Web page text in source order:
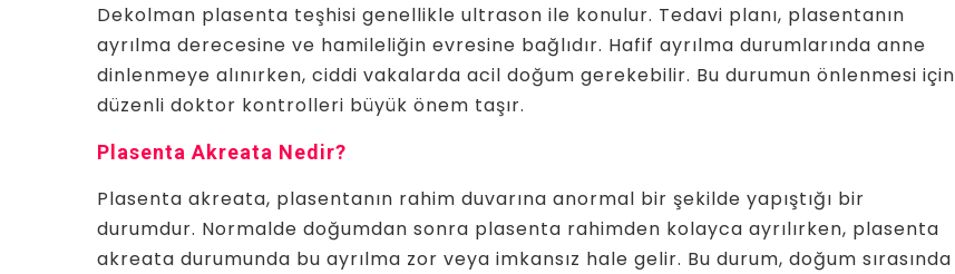
Dekolman plasenta teşhisi genellikle ultrason ile konulur. Tedavi planı, plasentanın
ayrılma derecesine ve hamileliğin evresine bağlıdır. Hafif ayrılma durumlarında anne
dinlenmeye alınırken, ciddi vakalarda acil doğum gerekebilir. Bu durumun önlenmesi için
düzenli doktor kontrolleri büyük önem taşır.
Plasenta Akreata Nedir?
Plasenta akreata, plasentanın rahim duvarına anormal bir şekilde yapıştığı bir
durumdur. Normalde doğumdan sonra plasenta rahimden kolayca ayrılırken, plasenta
akreata durumunda bu ayrılma zor veya imkansız hale gelir. Bu durum, doğum sırasında